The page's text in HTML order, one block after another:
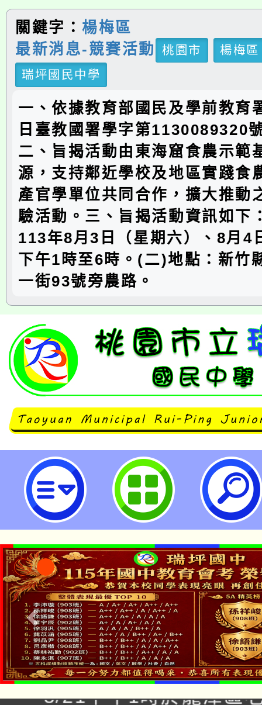
關鍵字： 楊梅區
最新消息-競賽活動
桃園市
楊梅區
瑞坪國民中學
一、依據教育部國民及學前教育
日臺教國署學字第1130089320
二、旨揭活動由東海窟食農示範
源，支持鄰近學校及地區實踐食
產官學單位共同合作，擴大推動
驗活動。三、旨揭活動資訊如下
113年8月3日（星期六）、8月4
下午1時至6時。(二)地點：新竹
一街93號旁農路。
「2024黏泥遊戲場活動」報名簡
國民中學
「本色祭」8/29、30在
場熱烈登場!
8/21下午1時於龍潭區